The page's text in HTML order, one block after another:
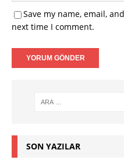
Save my name, email,
next time I comment.
SON YAZILAR